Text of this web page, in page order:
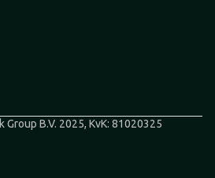
B.V. 2025, KvK: 81020325